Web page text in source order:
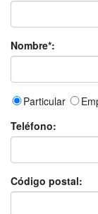
Nombre*:
Particular
Teléfono:
Código postal: